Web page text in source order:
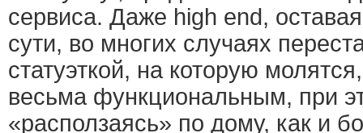
сервиса. Даже high end,
сути, во многих случаях
статуэткой, на которую
весьма функциональным, при
«расползаясь» по дому, как и